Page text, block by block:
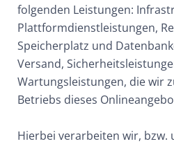
folgenden Leistungen:
Plattformdienstleistungen,
Speicherplatz und
Versand,
Wartungsleistungen, die wir
Betriebs dieses
Hierbei verarbeiten wir,